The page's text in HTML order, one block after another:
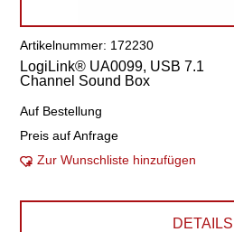
Artikelnummer: 172230
LogiLink® UA0099, USB 7.1
Channel Sound Box
Auf Bestellung
Preis auf Anfrage
Zur Wunschliste hinzufügen
DETAILS